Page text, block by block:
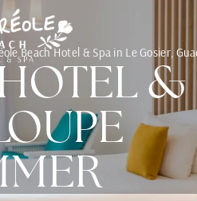
Beach Hotel & Spa in Le Gosier,
&